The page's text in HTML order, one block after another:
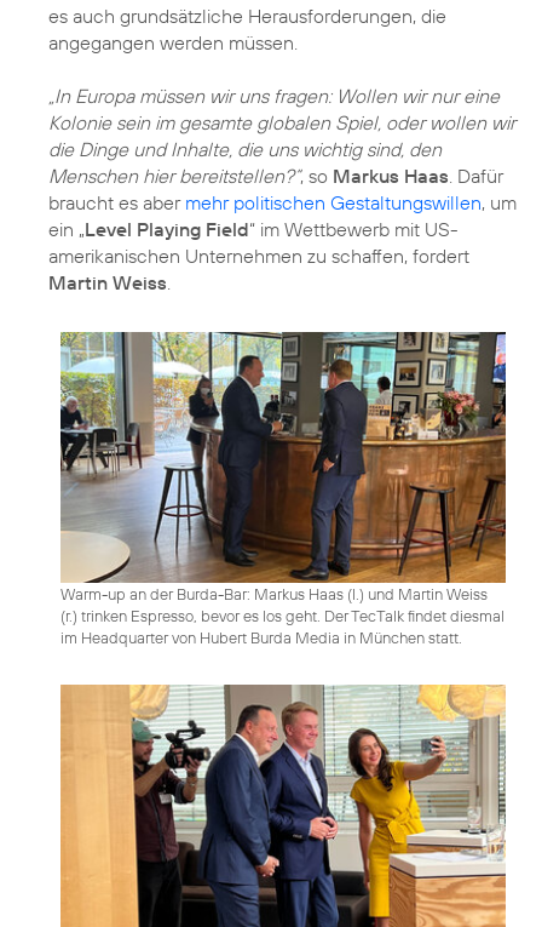
es auch grundsätzliche Herausforderungen, die
angegangen werden müssen.
„In Europa müssen wir uns fragen: Wollen wir nur eine
Kolonie sein im gesamte globalen Spiel, oder wollen wir
die Dinge und Inhalte, die uns wichtig sind, den
Menschen hier bereitstellen?“, so Markus Haas . Dafür
braucht es aber mehr politischen Gestaltungswillen, um
ein „Level Playing Field“ im Wettbewerb mit US-
amerikanischen Unternehmen zu schaffen, fordert
Martin Weiss
Warm-up an der Burda-Bar: Markus Haas (l.) und Martin Weiss
(r.) trinken Espresso, bevor es los geht. Der TecTalk findet diesmal
im Headquarter von Hubert Burda Media in München statt.